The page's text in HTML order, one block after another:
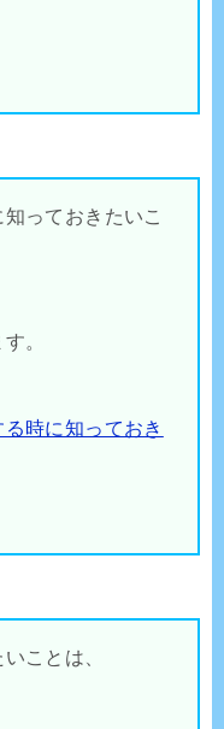
っておきたいこ
。
時に知っておき
ことは、